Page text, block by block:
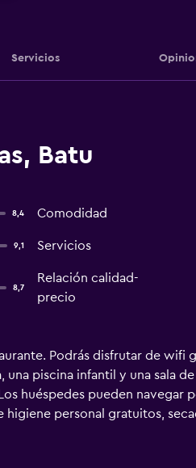
Servicios
Batu
8,4 Comodidad
9,1 Servicios
8,7
Relación calidad-
precio
Podrás disfrutar de wifi
piscina infantil y una sala
huéspedes pueden navegar
personal gratuitos,
hay piscina al aire libre
instalaciones o cerca del